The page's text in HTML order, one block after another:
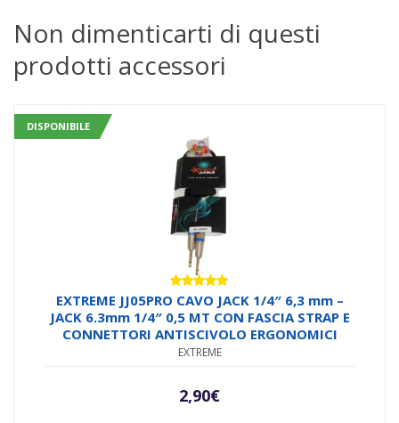
Non dimenticarti di questi
prodotti accessori
DISPONIBILE
Valutato
5.00su 5
EXTREME JJ05PRO CAVO JACK 1/4″ 6,3 mm –
JACK 6.3mm 1/4″ 0,5 MT CON FASCIA STRAP E
CONNETTORI ANTISCIVOLO ERGONOMICI
EXTREME
2,90€